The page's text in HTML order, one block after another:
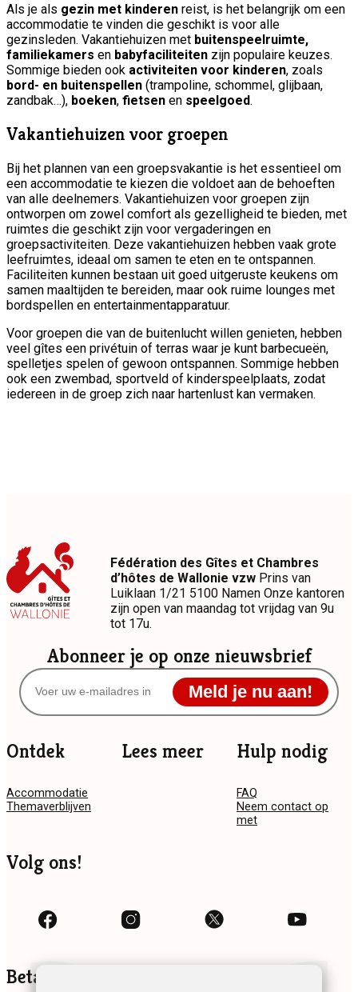
Als je als gezin met kinderen reist, is het belangrijk om een
accommodatie te vinden die geschikt is voor alle
gezinsleden. Vakantiehuizen met buitenspeelruimte,
familiekamers en babyfaciliteiten zijn populaire keuzes.
Sommige bieden ook activiteiten voor kinderen, zoals
bord- en buitenspellen (trampoline, schommel, glijbaan,
zandbak…), boeken, fietsen en speelgoed.
Vakantiehuizen voor groepen
Bij het plannen van een groepsvakantie is het essentieel om
een accommodatie te kiezen die voldoet aan de behoeften
van alle deelnemers. Vakantiehuizen voor groepen zijn
ontworpen om zowel comfort als gezelligheid te bieden, met
ruimtes die geschikt zijn voor vergaderingen en
groepsactiviteiten. Deze vakantiehuizen hebben vaak grote
leefruimtes, ideaal om samen te eten en te ontspannen.
Faciliteiten kunnen bestaan uit goed uitgeruste keukens om
samen maaltijden te bereiden, maar ook ruime lounges met
bordspellen en entertainmentapparatuur.
Voor groepen die van de buitenlucht willen genieten, hebben
veel gîtes een privétuin of terras waar je kunt barbecueën,
spelletjes spelen of gewoon ontspannen. Sommige hebben
ook een zwembad, sportveld of kinderspeelplaats, zodat
iedereen in de groep zich naar hartenlust kan vermaken.
Abonneer je op onze nieuwsbrief
Meld je nu aan!
Fédération des Gîtes et Chambres
d’hôtes de Wallonie vzw Prins van
Luiklaan 1/21 5100 Namen Onze kantoren
zijn open van maandag tot vrijdag van 9u
tot 17u.
Ontdek
Accommodatie
Themaverblijven
Lees meer Hulp nodig
FAQ
Neem contact op
met
Volg ons!
Betaalmethoden